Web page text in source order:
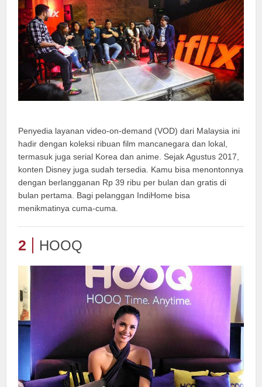
Penyedia layanan video-on-demand (VOD) dari Malaysia ini
hadir dengan koleksi ribuan film mancanegara dan lokal,
termasuk juga serial Korea dan anime. Sejak Agustus 2017,
konten Disney juga sudah tersedia. Kamu bisa menontonnya
dengan berlangganan Rp 39 ribu per bulan dan gratis di
bulan pertama. Bagi pelanggan IndiHome bisa
menikmatinya cuma-cuma.
2 HOOQ